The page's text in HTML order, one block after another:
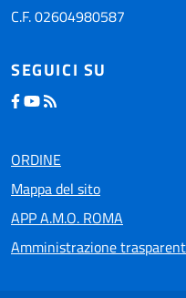
C.F. 02604980587
SEGUICI SU
ORDINE
Mappa del sito
APP A.M.O. ROMA
Amministrazione